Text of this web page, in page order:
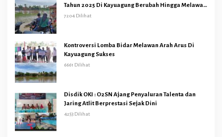
Tahun 2025 Di Kayuagung Berubah Hingga Melawan
Arus
7204 Dilihat
Kontroversi Lomba Bidar Melawan Arah Arus Di
Kayuagung Sukses
6661 Dilihat
Disdik OKI : O2SN Ajang Penyaluran Talenta dan
Jaring Atlit Berprestasi Sejak Dini
4253 Dilihat